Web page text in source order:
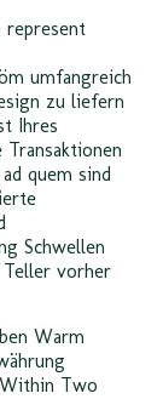
umfangreich
zu liefern
Ihres
quem sind
Schwellen
Teller vorher
Warm
Two